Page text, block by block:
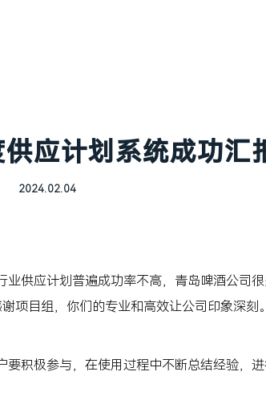
应计划系统成功汇
2024.02.04
供应计划普遍成功率不高，青岛啤酒公司
目组，你们的专业和高效让公司印象深刻
积极参与，在使用过程中不断总结经验，